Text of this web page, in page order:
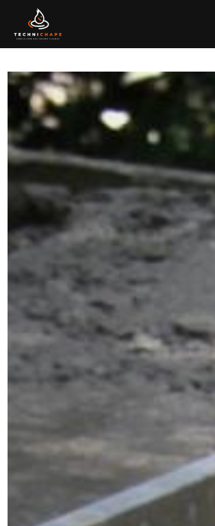
Panneau de gestion des cookies